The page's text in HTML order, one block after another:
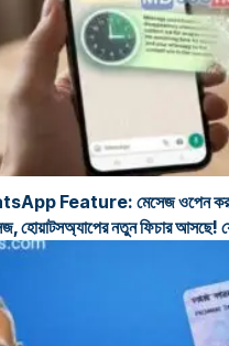
Feature: মেসেজ ওপেন করার
হোয়াটসঅ্যাপের নতুন ফিচার আসছে!